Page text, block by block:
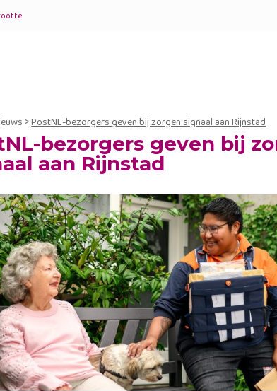
Spelen met je
Moedergroep
Stress door
Alles bekijken
>PostNL-bezorgers geven bij zorgen signaal aan Rijnstad
bezorgers geven bij
aan Rijnstad